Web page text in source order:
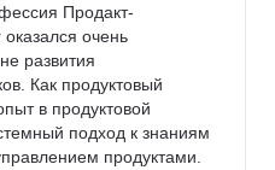
Продакт-
очень
развития
Как продуктовый
в продуктовой
подход к знаниям
продуктами.